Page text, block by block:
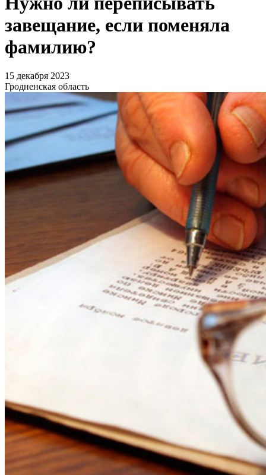
завещание, если поменяла
фамилию?
15 декабря 2023
Гродненская область